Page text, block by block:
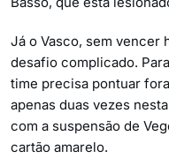
Já o Vasco, sem vencer
desafio complicado.
time precisa pontuar
apenas duas vezes
com a suspensão de
cartão amarelo.